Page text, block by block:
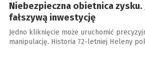
Niebezpieczna obietnica zysku.
fałszywą inwestycję
Jedno kliknięcie może uruchomić
manipulację. Historia 72-letniej Heleny